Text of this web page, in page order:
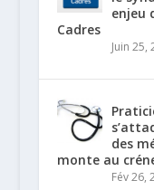
enjeu
Cadres
Juin 25,
des
monte au
Fév 26,